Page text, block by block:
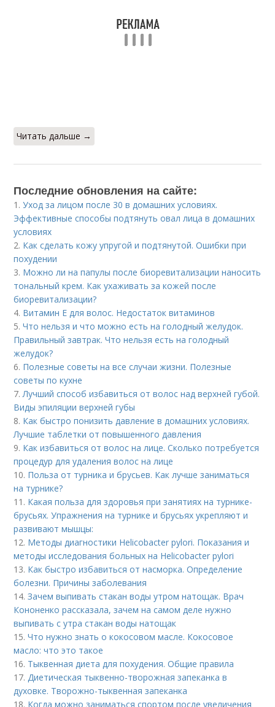
Читать дальше →
Последние обновления на сайте:
1.Уход за лицом после 30 в домашних условиях.
Эффективные способы подтянуть овал лица в домашних
условиях
2. Как сделать кожу упругой и подтянутой. Ошибки при
похудении
3. Можно ли на папулы после биоревитализации наносить
тональный крем. Как ухаживать за кожей после
биоревитализации?
4. Витамин Е для волос. Недостаток витаминов
5.Что нельзя и что можно есть на голодный желудок.
Правильный завтрак. Что нельзя есть на голодный
желудок?
6. Полезные советы на все случаи жизни. Полезные
советы по кухне
7.Лучший способ избавиться от волос над верхней губой.
Виды эпиляции верхней губы
8. Как быстро понизить давление в домашних условиях.
Лучшие таблетки от повышенного давления
9. Как избавиться от волос на лице. Сколько потребуется
процедур для удаления волос на лице
10. Польза от турника и брусьев. Как лучше заниматься
на турнике?
11. Какая польза для здоровья при занятиях на турнике-
брусьях. Упражнения на турнике и брусьях укрепляют и
развивают мышцы:
12. Методы диагностики Helicobacter pylori. Показания и
методы исследования больных на Helicobacter pylori
13. Как быстро избавиться от насморка. Определение
болезни. Причины заболевания
14.Зачем выпивать стакан воды утром натощак. Врач
Кононенко рассказала, зачем на самом деле нужно
выпивать с утра стакан воды натощак
15.Что нужно знать о кокосовом масле. Кокосовое
масло: что это такое
16. Тыквенная диета для похудения. Общие правила
17.Диетическая тыквенно-творожная запеканка в
духовке. Творожно-тыквенная запеканка
18. Когда можно заниматься спортом после увеличения